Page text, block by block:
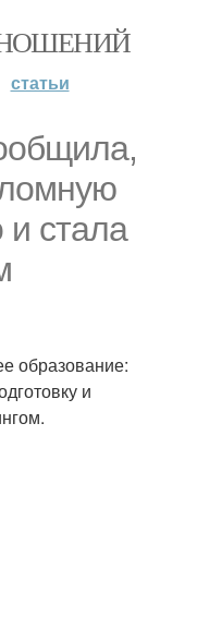
статьи
и стала
образование:
и